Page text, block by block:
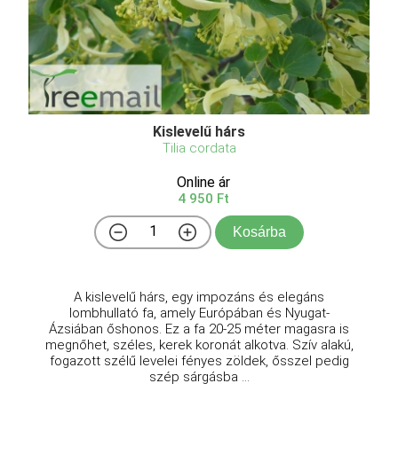
Kislevelű hárs
Tilia cordata
Online ár
4 950 Ft
Kosárba
A kislevelű hárs, egy impozáns és elegáns
lombhullató fa, amely Európában és Nyugat-
Ázsiában őshonos. Ez a fa 20-25 méter magasra is
megnőhet, széles, kerek koronát alkotva. Szív alakú,
fogazott szélű levelei fényes zöldek, ősszel pedig
szép sárgásba ...